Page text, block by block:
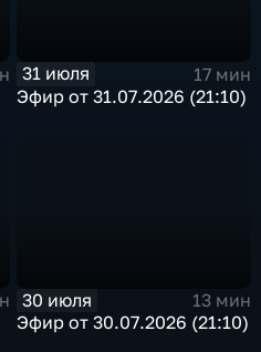
31 июля
17 мин
Эфир от 31.07.2026 (21:10)
30 июля
13 мин
Эфир от 30.07.2026 (21:10)